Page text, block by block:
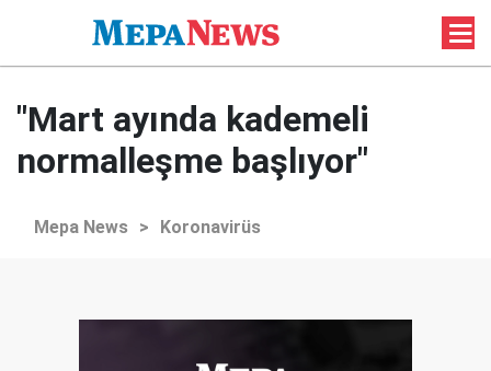
"Mart ayında kademeli
normalleşme başlıyor"
Mepa News > Koronavirüs